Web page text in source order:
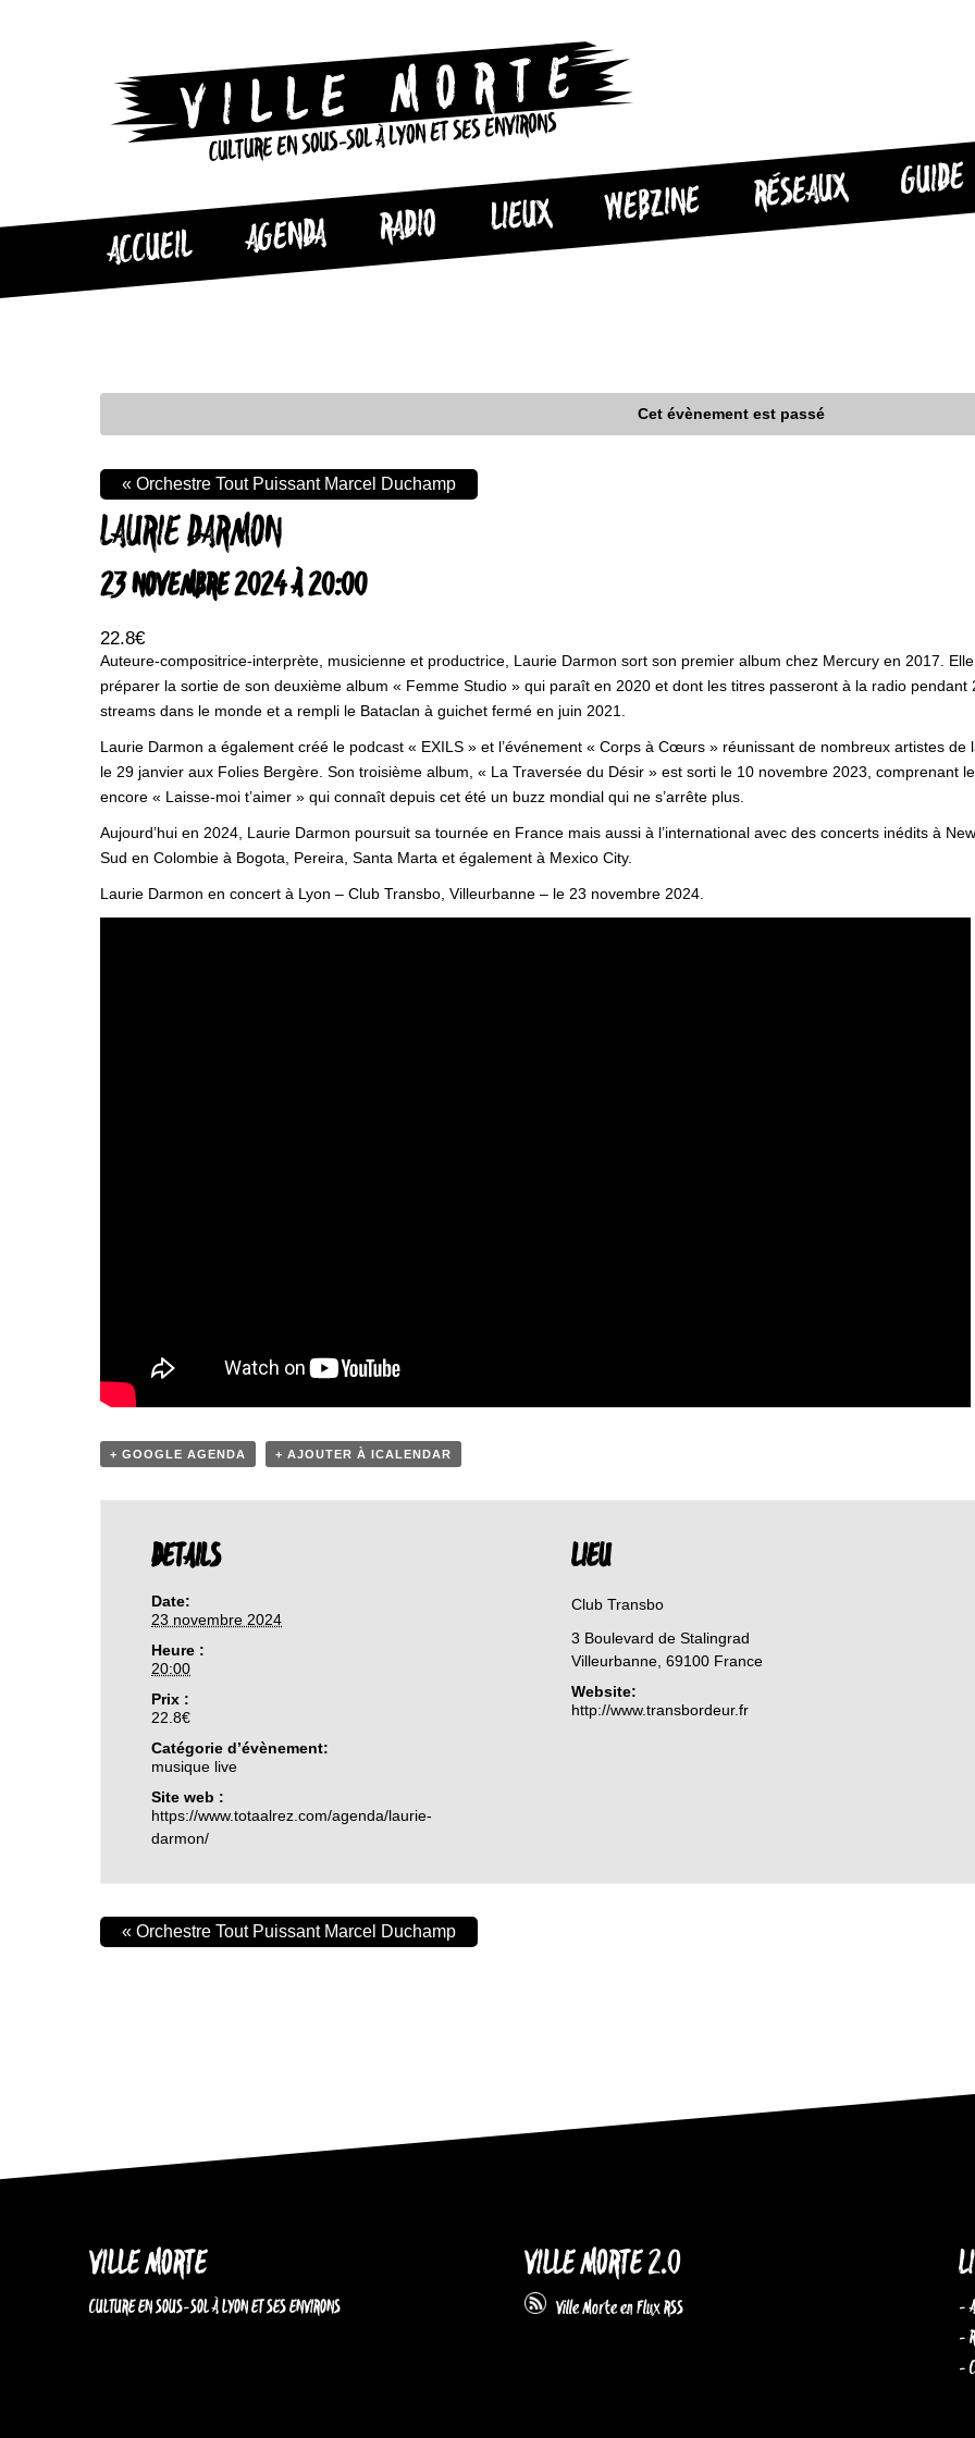
CULTURE EN SOUS-SOL À LYON ET SES ENVIRONS
ACCUEIL AGENDA RADIO LIEUX WEBZINE RÉSEAUX GUIDE
Cet évènement est passé
LAURIE DARMON
23 NOVEMBRE 2024 À 20:00
22.8€
« Orchestre Tout Puissant Marcel Duchamp
Auteure-compositrice-interprète, musicienne et productrice, Laurie Darmon sort son premier album chez Mercury en 2017.
préparer la sortie de son deuxième album « Femme Studio » qui paraît en 2020 et dont les titres passeront à la radio pendant
streams dans le monde et a rempli le Bataclan à guichet fermé en juin 2021.
Laurie Darmon a également créé le podcast « EXILS » et l’événement « Corps à Cœurs » réunissant de nombreux artistes
le 29 janvier aux Folies Bergère. Son troisième album, « La Traversée du Désir » est sorti le 10 novembre 2023, comprenant
encore « Laisse-moi t’aimer » qui connaît depuis cet été un buzz mondial qui ne s’arrête plus.
Aujourd’hui en 2024, Laurie Darmon poursuit sa tournée en France mais aussi à l’international avec des concerts inédits à
Sud en Colombie à Bogota, Pereira, Santa Marta et également à Mexico City.
Laurie Darmon en concert à Lyon – Club Transbo, Villeurbanne – le 23 novembre 2024.
+ GOOGLE AGENDA + AJOUTER À ICALENDAR
DETAILS
Date:
23 novembre 2024
Heure :
20:00
Prix :
22.8€
Catégorie d’évènement:
musique live
Site web :
https://www.totaalrez.com/agenda/laurie-
darmon/
LIEU
Club Transbo
3 Boulevard de Stalingrad
Villeurbanne 69100 France
Website:
http://www.transbordeur.fr
« Orchestre Tout Puissant Marcel Duchamp
VILLE MORTE
CULTURE EN SOUS-SOL À LYON ET SES ENVIRONS
VILLE MORTE 2.0
Ville Morte en Flux RSS
-
-
-